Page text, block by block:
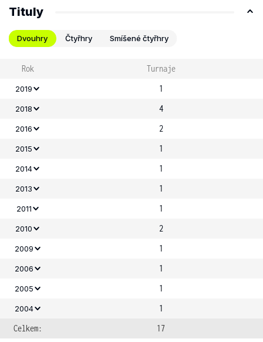
Tituly
Dvouhry Čtyřhry Smíšené čtyřhry
Rok Turnaje
2019 1
2018 4
2016 2
2015 1
2014 1
2013 1
2011 1
2010 2
2009 1
2006 1
2005 1
2004
1
Celkem:
17